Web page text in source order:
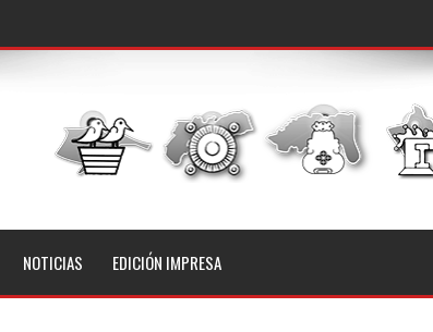
NOTICIAS EDICIÓN IMPRESA